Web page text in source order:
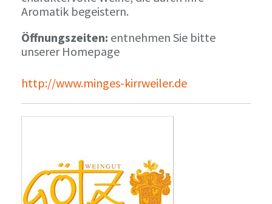
Aromatik begeistern.
Öffnungszeiten: entnehmen Sie bitte
unserer Homepage
http://www.minges-kirrweiler.de